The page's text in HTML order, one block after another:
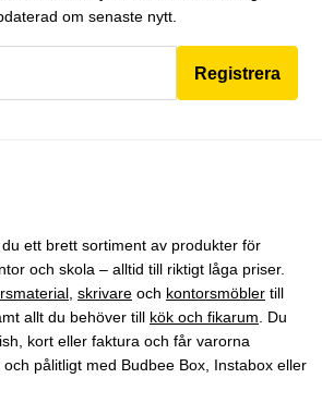
om senaste nytt.
Registrera
ett brett sortiment av produkter för
och skola – alltid till riktigt låga priser.
skrivare och kontorsmöbler till
allt du behöver till kök och fikarum . Du
kort eller faktura och får varorna
pålitligt med Budbee Box, Instabox eller